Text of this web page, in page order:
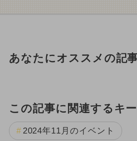
あなたにオススメの記
この記事に関連するキ
2024年11月のイベント